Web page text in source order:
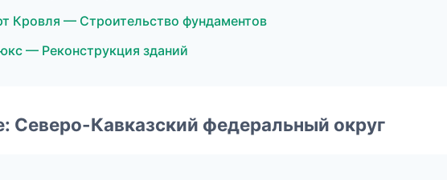
Кровля — Строительство фундаментов
— Реконструкция зданий
Северо-Кавказский федеральный округ